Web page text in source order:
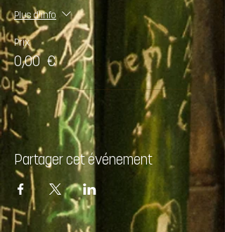
Plus d'info
Prix
0,00 €
Partager cet événement